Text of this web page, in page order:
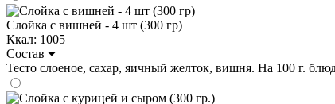
Слойка с вишней - 4 шт (300 гр)
Ккал: 1005
Состав
Тесто слоеное, сахар, яичный желток, вишня. На 100 г.